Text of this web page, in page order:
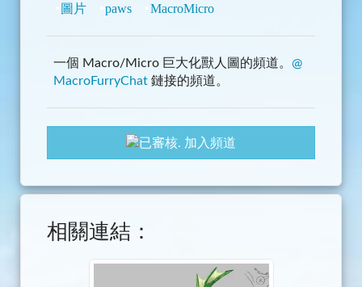
圖片
paws MacroMicro
一個 Macro/Micro 巨大化獸人圖的頻道。 @
MacroFurryChat 鏈接的頻道。
加入頻道
相關連結：